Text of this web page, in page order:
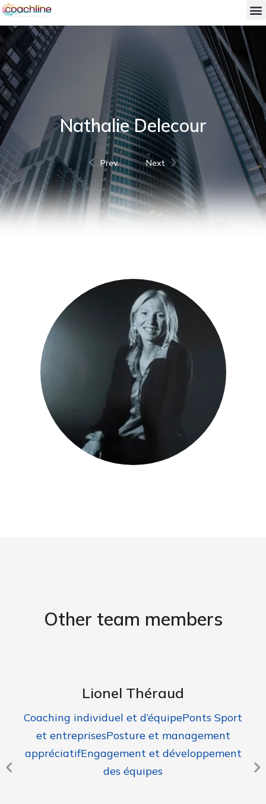
Nathalie Delecour
Prev. Next
Other team members
Lionel Théraud
Coaching individuel et d’équipePonts Sport
et entreprisesPosture et management
appréciatifEngagement et développement
des équipes